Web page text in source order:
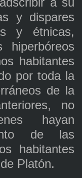
y dispares
y étnicas,
habitantes
por toda la
de la
no
hayan
de las
habitantes
Platón.